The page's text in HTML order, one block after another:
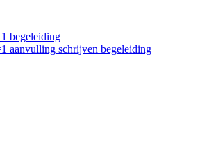
begeleiding
aanvulling schrijven begeleiding